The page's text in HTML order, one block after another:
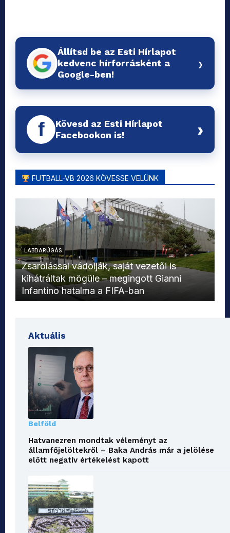
Állítsd be az Esti Hírlapot
kedvenc hírforrásként a
Google-ben!
›
f
Kövesd az Esti Hírlapot
Facebookon is!
›
FUTBALL-VB 2026 KÖVESSE VELÜNK
LABDARÚGÁS
Zsarolással vádolják, saját vezetői is
kihátráltak mögüle – megingott Gianni
Infantino hatalma a FIFA-ban
Aktuális
Belföld
Hatvanezren mondtak véleményt az
államfőjelöltekről – Baka András már a jelölése
előtt negatív értékelést kapott